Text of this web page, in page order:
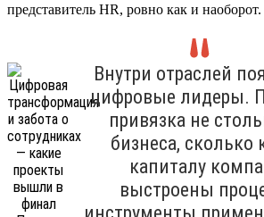
представитель HR, ровно как и наоборот.
Внутри отраслей
цифровые лидеры.
привязка не
бизнеса,
капиталу
выстроены